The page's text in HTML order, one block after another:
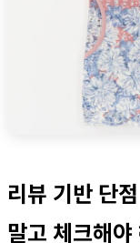
리뷰 기반 단
말고 체크해야